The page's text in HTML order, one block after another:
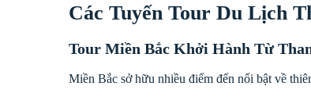
Các Tuyến Tour Du Lịch
Tour Miền Bắc Khởi Hành Từ
Miền Bắc sở hữu nhiều điểm đến nổi bật về